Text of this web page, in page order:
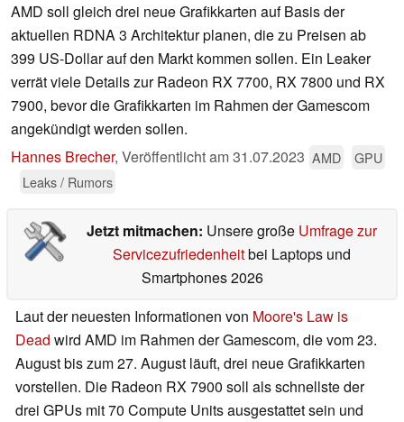
AMD soll gleich drei neue Grafikkarten auf Basis der
aktuellen RDNA 3 Architektur planen, die zu Preisen ab
399 US-Dollar auf den Markt kommen sollen. Ein Leaker
verrät viele Details zur Radeon RX 7700, RX 7800 und RX
7900, bevor die Grafikkarten im Rahmen der Gamescom
angekündigt werden sollen.
Hannes Brecher, Veröffentlicht am31.07.2023 AMD
GPU
Leaks / Rumors
Jetzt mitmachen: Unsere große Umfrage zur
Servicezufriedenheitbei Laptops und
Smartphones 2026
Laut der neuesten Informationen von Moore's Law is
Dead wird AMD im Rahmen der Gamescom, die vom 23.
August bis zum 27. August läuft, drei neue Grafikkarten
vorstellen. Die Radeon RX 7900 soll als schnellste der
drei GPUs mit 70 Compute Units ausgestattet sein und